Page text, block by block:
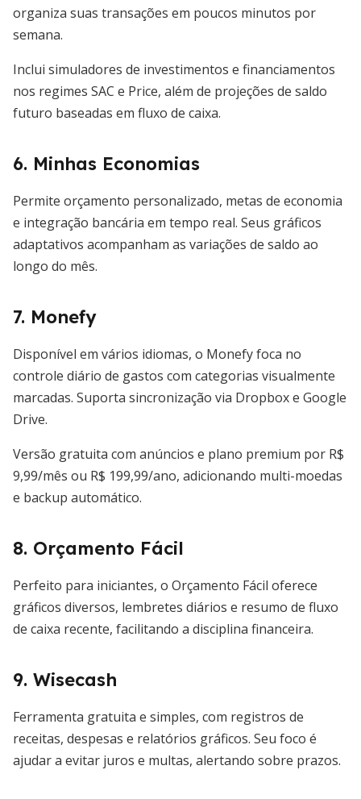
organiza suas transações em poucos minutos por
semana.
Inclui simuladores de investimentos e financiamentos
nos regimes SAC e Price, além de projeções de saldo
futuro baseadas em fluxo de caixa.
6. Minhas Economias
Permite orçamento personalizado, metas de economia
e integração bancária em tempo real. Seus gráficos
adaptativos acompanham as variações de saldo ao
longo do mês.
7. Monefy
Disponível em vários idiomas, o Monefy foca no
controle diário de gastos com categorias visualmente
marcadas. Suporta sincronização via Dropbox e Google
Drive.
Versão gratuita com anúncios e plano premium por R$
9,99/mês ou R$ 199,99/ano, adicionando multi-moedas
e backup automático.
8. Orçamento Fácil
Perfeito para iniciantes, o Orçamento Fácil oferece
gráficos diversos, lembretes diários e resumo de fluxo
de caixa recente, facilitando a disciplina financeira.
9. Wisecash
Ferramenta gratuita e simples, com registros de
receitas, despesas e relatórios gráficos. Seu foco é
ajudar a evitar juros e multas, alertando sobre prazos.